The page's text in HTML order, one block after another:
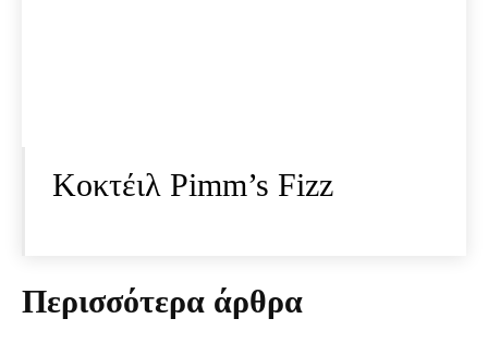
Κοκτέιλ Pimm’s Fizz
Περισσότερα άρθρα